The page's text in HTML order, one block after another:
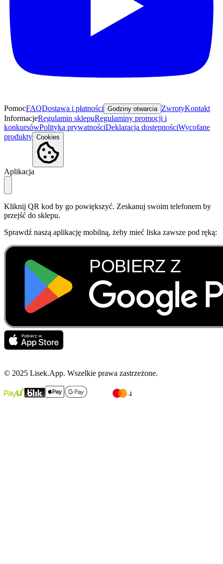
PomocFAQDostawa i płatności Godziny otwarcia ZwrotyKontakt
InformacjeRegulamin sklepuRegulaminy promocji i
konkursówPolityka prywatnościDeklaracja dostępnościWycofane
produkty Cookies
Aplikacja
Kliknij QR kod by go powiększyć. Zeskanuj swoim telefonem by
przejść do sklepu.
Sprawdź naszą aplikację mobilną, żeby mieć liska zawsze pod ręką:
© 2025 Lisek.App. Wszelkie prawa zastrzeżone.